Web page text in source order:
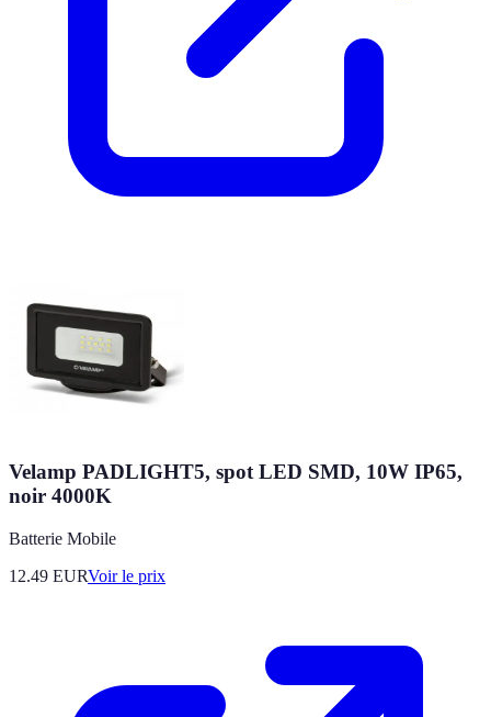
Velamp PADLIGHT5, spot LED SMD, 10W IP65,
noir 4000K
Batterie Mobile
12.49 EURVoir le prix